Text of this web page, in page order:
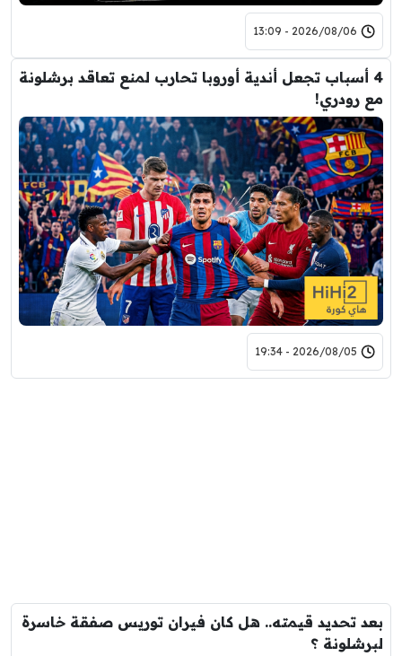
2026/08/06 - 13:09
4 أسباب تجعل أندية أوروبا تحارب لمنع تعاقد برشلونة
مع رودري!
2026/08/05 - 19:34
بعد تحديد قيمته.. هل كان فيران توريس صفقة خاسرة
لبرشلونة ؟